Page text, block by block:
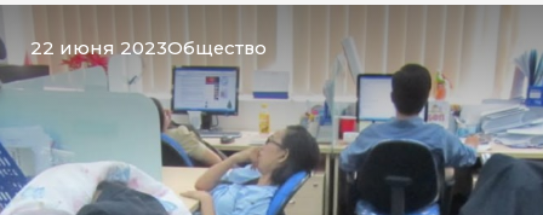
22 июня 2023Общество